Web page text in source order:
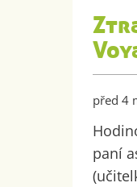
před 4
paní